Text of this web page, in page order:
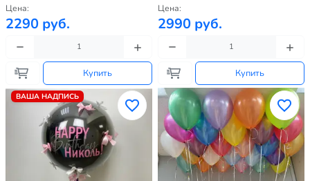
Цена:
2290 руб.
Купить
Цена:
2990 руб.
Купить
ВАША НАДПИСЬ